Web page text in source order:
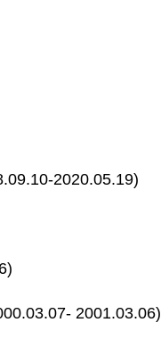
2020.05.19)
2001.03.06)